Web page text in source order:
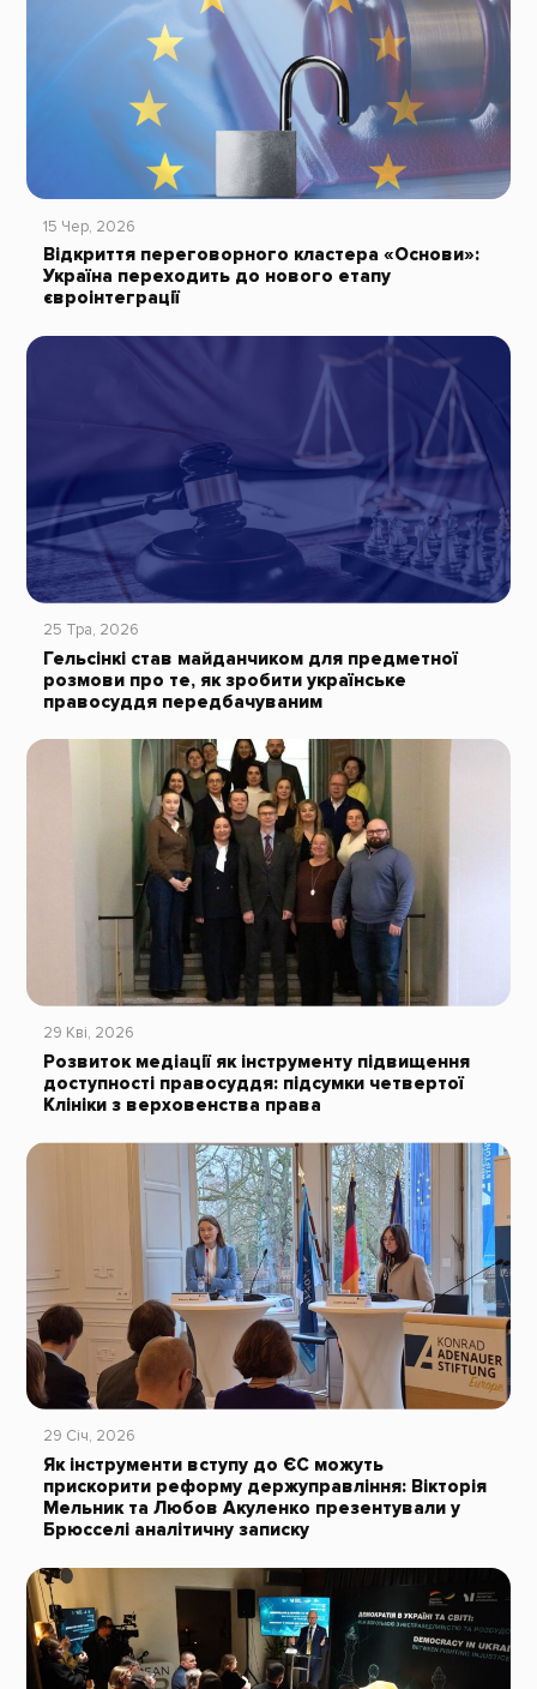
15 Чер, 2026
Відкриття переговорного кластера «Основи»:
Україна переходить до нового етапу
євроінтеграції
25 Тра, 2026
Гельсінкі став майданчиком для предметної
розмови про те, як зробити українське
правосуддя передбачуваним
29 Кві, 2026
Розвиток медіації як інструменту підвищення
доступності правосуддя: підсумки четвертої
Клініки з верховенства права
29 Січ, 2026
Як інструменти вступу до ЄС можуть
прискорити реформу держуправління: Вікторія
Мельник та Любов Акуленко презентували у
Брюсселі аналітичну записку